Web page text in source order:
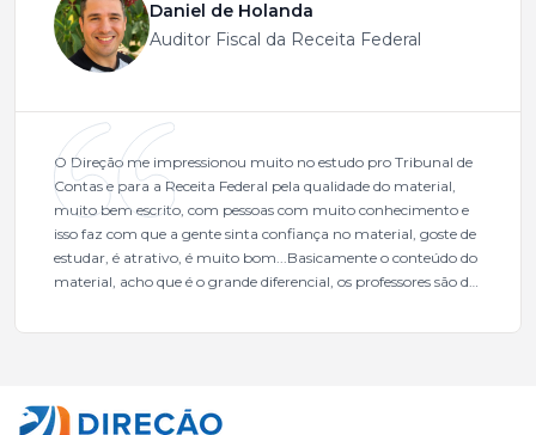
Daniel de Holanda
Auditor Fiscal da Receita Federal
O Direção me impressionou muito no estudo pro Tribunal de
Contas e para a Receita Federal pela qualidade do material,
muito bem escrito, com pessoas com muito conhecimento e
isso faz com que a gente sinta confiança no material, goste de
estudar, é atrativo, é muito bom...Basicamente o conteúdo do
material, acho que é o grande diferencial, os professores são de
mais excelentes cargos da administração pública.Eu sempre
fundamental na minha derrota no ano passado para que eu
pudesse enxergar o que eu errei e corrigir minha rota.E além